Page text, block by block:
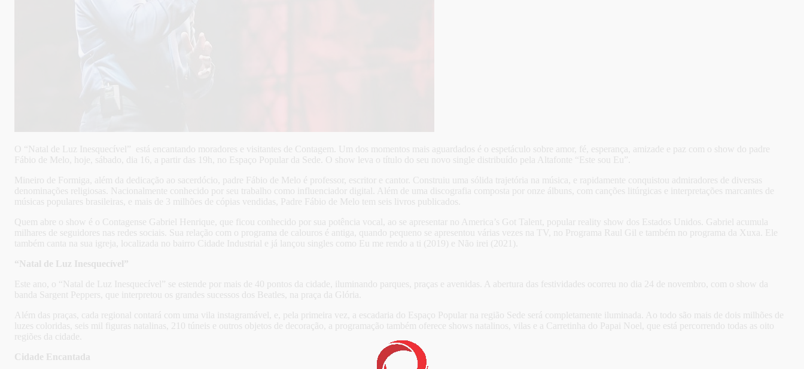
O “Natal de Luz Inesquecível” está encantando moradores e visitantes de Contagem. Um dos momentos mais aguardados é o espetáculo sobre amor, fé, esperança, amizade e paz com o show do padre
Fábio de Melo, hoje, sábado, dia 16, a partir das 19h, no Espaço Popular da Sede. O show leva o título do seu novo single distribuído pela Altafonte “Este sou Eu”.
Mineiro de Formiga, além da dedicação ao sacerdócio, padre Fábio de Melo é professor, escritor e cantor. Construiu uma sólida trajetória na música, e rapidamente conquistou admiradores de diversas
denominações religiosas. Nacionalmente conhecido por seu trabalho como influenciador digital. Além de uma discografia composta por onze álbuns, com canções litúrgicas e interpretações marcantes de
músicas populares brasileiras, e mais de 3 milhões de cópias vendidas, Padre Fábio de Melo tem seis livros publicados.
Quem abre o show é o Contagense Gabriel Henrique, que ficou conhecido por sua potência vocal, ao se apresentar no America’s Got Talent, popular reality show dos Estados Unidos. Gabriel acumula
milhares de seguidores nas redes sociais. Sua relação com o programa de calouros é antiga, quando pequeno se apresentou várias vezes na TV, no Programa Raul Gil e também no programa da Xuxa. Ele
também canta na sua igreja, localizada no bairro Cidade Industrial e já lançou singles como Eu me rendo a ti (2019) e Não irei (2021).
“Natal de Luz Inesquecível”
Este ano, o “Natal de Luz Inesquecível” se estende por mais de 40 pontos da cidade, iluminando parques, praças e avenidas. A abertura das festividades ocorreu no dia 24 de novembro, com o show da
banda Sargent Peppers, que interpretou os grandes sucessos dos Beatles, na praça da Glória.
Além das praças, cada regional contará com uma vila instagramável, e, pela primeira vez, a escadaria do Espaço Popular na região Sede será completamente iluminada. Ao todo são mais de dois milhões de
luzes coloridas, seis mil figuras natalinas, 210 túneis e outros objetos de decoração, a programação também oferece shows natalinos, vilas e a Carretinha do Papai Noel, que está percorrendo todas as oito
regiões da cidade.
Cidade Encantada